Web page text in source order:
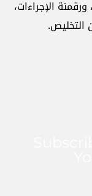
الإجراءات،
التخليص.